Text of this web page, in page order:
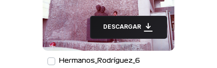
DESCARGAR
Hermanos_Rodríguez_6